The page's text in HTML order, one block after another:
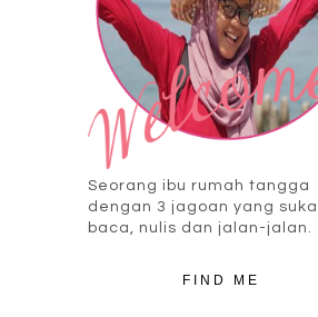
Seorang ibu rumah tangga
dengan 3 jagoan yang suka
baca, nulis dan jalan-jalan.
FIND ME